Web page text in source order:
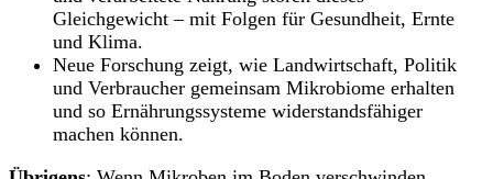
Gleichgewicht – mit Folgen für Gesundheit, Ernte
und Klima.
Neue Forschung zeigt, wie Landwirtschaft, Politik
und Verbraucher gemeinsam Mikrobiome erhalten
und so Ernährungssysteme widerstandsfähiger
machen können.